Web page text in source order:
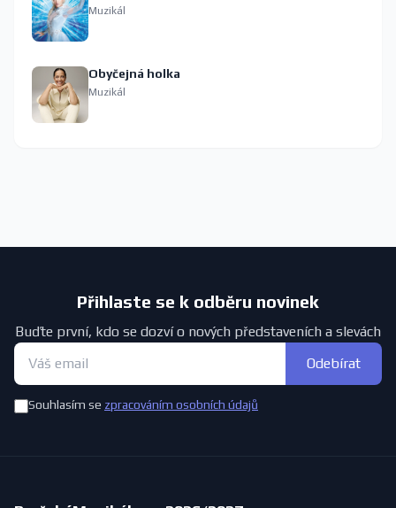
Muzikál
Obyčejná holka
Muzikál
Přihlaste se k odběru novinek
Buďte první, kdo se dozví o nových představeních a slevách
Odebírat
Souhlasím se zpracováním osobních údajů